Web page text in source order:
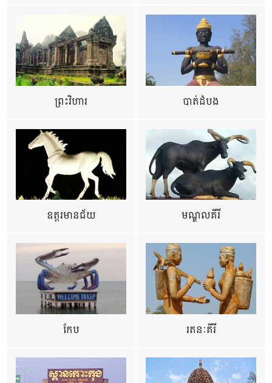
ព្រះវិហារ បាត់ដំបង
ឧត្ដរមានជ័យ មណ្ឌលគីរី
កែប រតនៈគីរី